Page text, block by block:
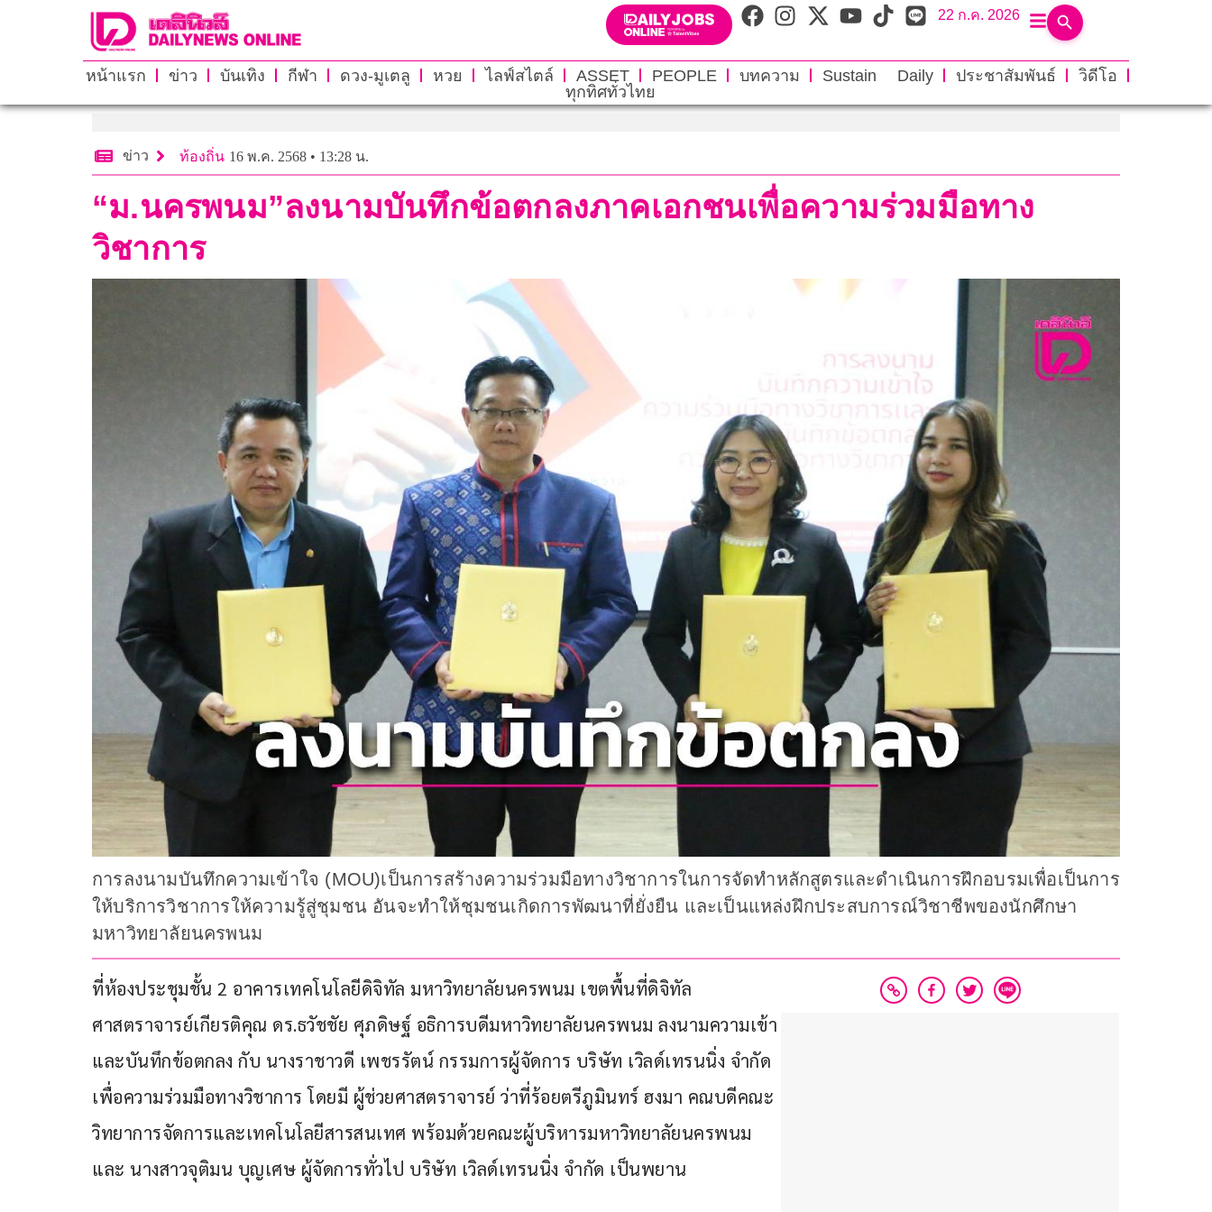
22 ก.ค. 2026
หน้าแรก ข่าว บันเทิง กีฬา ดวง-มูเตลู หวย ไลฟ์สไตล์ ASSET PEOPLE บทความ Sustain Daily ประชาสัมพันธ์
วิดีโอ
ทุกทิศทั่วไทย
ข่าว ท้องถิ่น 16 พ.ค. 2568 • 13:28 น.
“ม.นครพนม”ลงนามบันทึกข้อตกลงภาคเอกชนเพื่อความร่วมมือทาง
วิชาการ
การลงนามบันทึกความเข้าใจ (MOU)เป็นการสร้างความร่วมมือทางวิชาการในการจัดทำหลักสูตรและดำเนินการฝึกอบรมเพื่อเป็นการ
ให้บริการวิชาการให้ความรู้สู่ชุมชน อันจะทำให้ชุมชนเกิดการพัฒนาที่ยั่งยืน และเป็นแหล่งฝึกประสบการณ์วิชาชีพของนักศึกษา
มหาวิทยาลัยนครพนม
ที่ห้องประชุมชั้น 2 อาคารเทคโนโลยีดิจิทัล มหาวิทยาลัยนครพนม เขตพื้นที่ดิจิทัล
ศาสตราจารย์เกียรติคุณ ดร.ธวัชชัย ศุภดิษฐ์ อธิการบดีมหาวิทยาลัยนครพนม ลงนามความเข้า
และบันทึกข้อตกลง กับ นางราชาวดี เพชรรัตน์ กรรมการผู้จัดการ บริษัท เวิลด์เทรนนิ่ง จำกัด
เพื่อความร่วมมือทางวิชาการ โดยมี ผู้ช่วยศาสตราจารย์ ว่าที่ร้อยตรีภูมินทร์ ฮงมา คณบดีคณะ
วิทยาการจัดการและเทคโนโลยีสารสนเทศ พร้อมด้วยคณะผู้บริหารมหาวิทยาลัยนครพนม
และ นางสาวจุติมน บุญเศษ ผู้จัดการทั่วไป บริษัท เวิลด์เทรนนิ่ง จำกัด เป็นพยาน